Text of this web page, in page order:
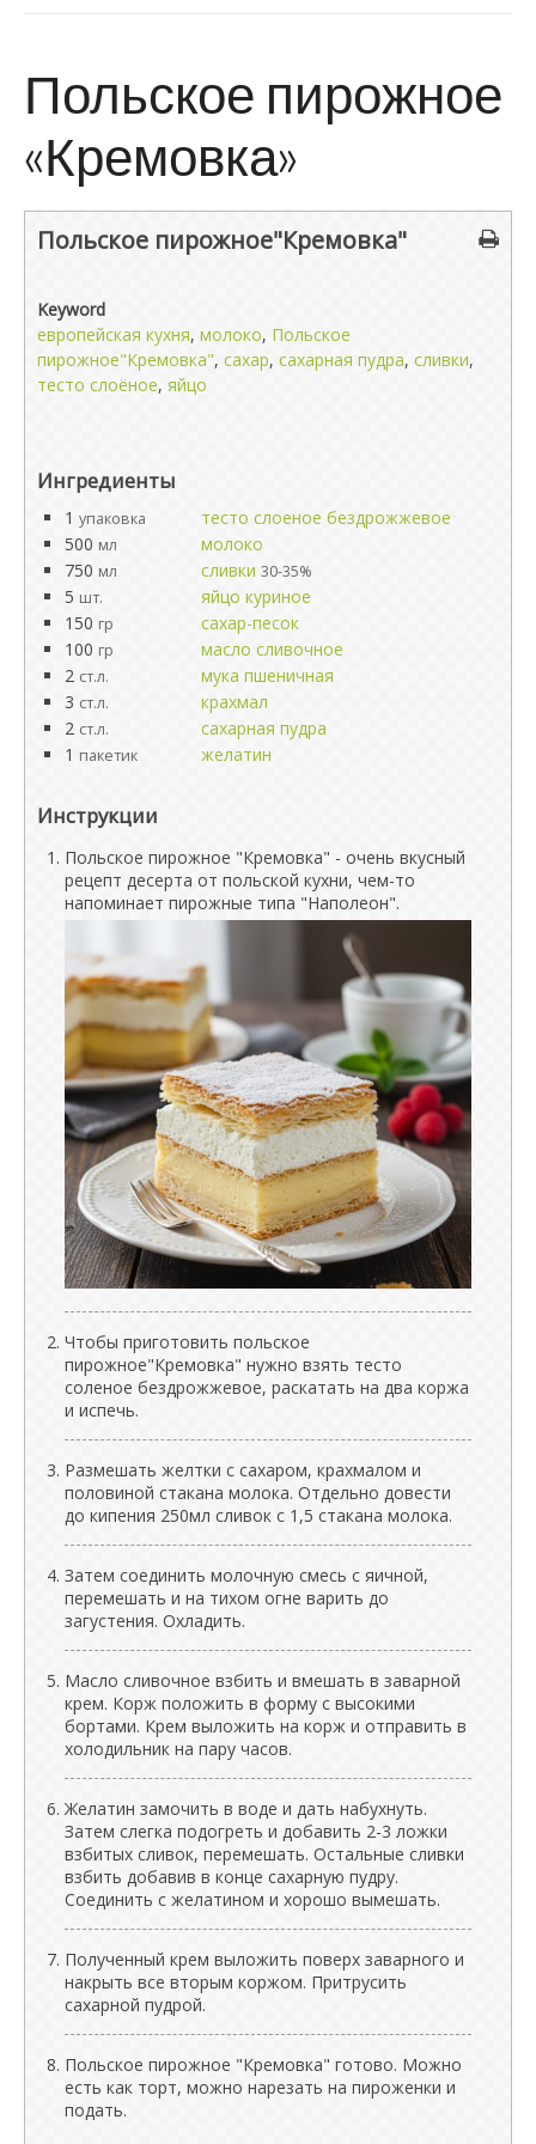
Польское пирожное
«Кремовка»
Польское пирожное"Кремовка"
Keyword
европейская кухня, молоко, Польское
пирожное"Кремовка", сахар, сахарная пудра, сливки,
тесто слоёное, яйцо
Ингредиенты
1 упаковка
тесто слоеное бездрожжевое
500 мл
молоко
750 мл сливки 30-35%
5 шт.
яйцо куриное
150 гр
сахар-песок
100 гр
масло сливочное
2 ст.л.
мука пшеничная
3 ст.л.
крахмал
2 ст.л.
сахарная пудра
1 пакетик желатин
Инструкции
Польское пирожное "Кремовка" - очень вкусный
рецепт десерта от польской кухни, чем-то
напоминает пирожные типа "Наполеон".
Чтобы приготовить польское
пирожное"Кремовка" нужно взять тесто
соленое бездрожжевое, раскатать на два коржа
и испечь.
Размешать желтки с сахаром, крахмалом и
половиной стакана молока. Отдельно довести
до кипения 250мл сливок с 1,5 стакана молока.
Затем соединить молочную смесь с яичной,
перемешать и на тихом огне варить до
загустения. Охладить.
Масло сливочное взбить и вмешать в заварной
крем. Корж положить в форму с высокими
бортами. Крем выложить на корж и отправить в
холодильник на пару часов.
Желатин замочить в воде и дать набухнуть.
Затем слегка подогреть и добавить 2-3 ложки
взбитых сливок, перемешать. Остальные сливки
взбить добавив в конце сахарную пудру.
Соединить с желатином и хорошо вымешать.
Полученный крем выложить поверх заварного и
накрыть все вторым коржом. Притрусить
сахарной пудрой.
Польское пирожное "Кремовка" готово. Можно
есть как торт, можно нарезать на пироженки и
подать.